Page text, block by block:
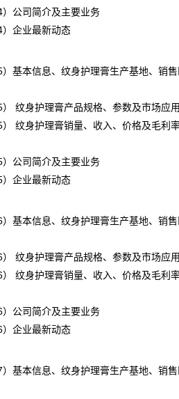
司简介及主要业务
业最新动态
信息、纹身护理膏生产基地、销售
护理膏产品规格、参数及市场应
护理膏销量、收入、价格及毛利
司简介及主要业务
业最新动态
信息、纹身护理膏生产基地、销售
护理膏产品规格、参数及市场应
护理膏销量、收入、价格及毛利
司简介及主要业务
业最新动态
信息、纹身护理膏生产基地、销售